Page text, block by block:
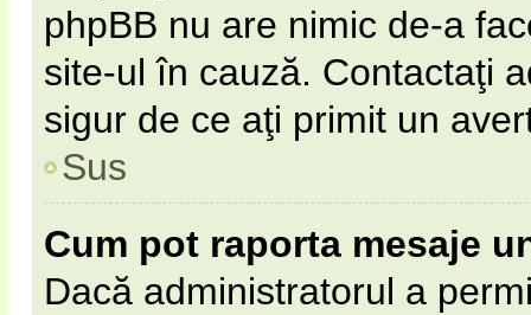
phpBB nu are nimic de-a
site-ul în cauză. Contactaţi
sigur de ce aţi primit un
Sus
Cum pot raporta mesaje
Dacă administratorul a